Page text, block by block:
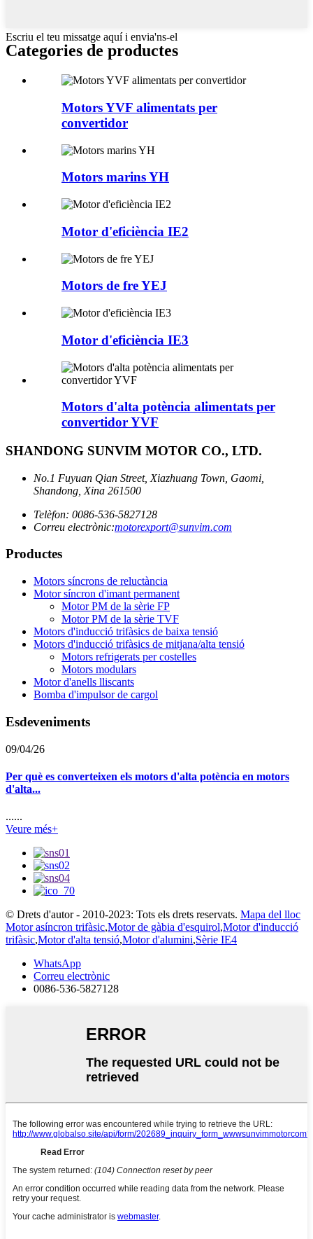
Escriu el teu missatge aquí i envia'ns-el
Categories de productes
Motors YVF alimentats per
convertidor
Motors marins YH
Motor d'eficiència IE2
Motors de fre YEJ
Motor d'eficiència IE3
Motors d'alta potència alimentats per
convertidor YVF
SHANDONG SUNVIM MOTOR CO., LTD.
No.1 Fuyuan Qian Street, Xiazhuang Town, Gaomi,
Shandong, Xina 261500
Telèfon: 0086-536-5827128
Correu electrònic:motorexport@sunvim.com
Productes
Motors síncrons de reluctància
Motor síncron d'imant permanent
Motor PM de la sèrie FP
Motor PM de la sèrie TVF
Motors d'inducció trifàsics de baixa tensió
Motors d'inducció trifàsics de mitjana/alta tensió
Motors refrigerats per costelles
Motors modulars
Motor d'anells lliscants
Bomba d'impulsor de cargol
Esdeveniments
09/04/26
Per què es converteixen els motors d'alta potència en motors
d'alta...
......
Veure més+
© Drets d'autor - 2010-2023: Tots els drets reservats. Mapa del lloc
Motor asíncron trifàsic,Motor de gàbia d'esquirol,Motor d'inducció
trifàsic,Motor d'alta tensió,Motor d'alumini,Sèrie IE4
WhatsApp
Correu electrònic
0086-536-5827128